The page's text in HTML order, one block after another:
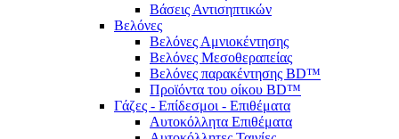
Βάσεις Αντισηπτικών
Βελόνες
Βελόνες Αμνιοκέντησης
Βελόνες Μεσοθεραπείας
Βελόνες παρακέντησης BD™
Προϊόντα του οίκου BD™
Γάζες - Επίδεσμοι - Επιθέματα
Αυτοκόλλητα Επιθέματα